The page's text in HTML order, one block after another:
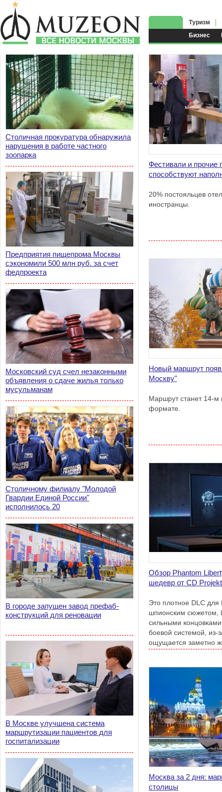
Бизнес
Туризм
Столичная прокуратура обнаружила
нарушения в работе частного
зоопарка
Предприятия пищепрома Москвы
сэкономили 500 млн руб. за счет
федпроекта
Московский суд счел незаконными
объявления о сдаче жилья только
мусульманам
Столичному филиалу "Молодой
Гвардии Единой России"
исполнилось 20
В городе запущен завод префаб-
конструкций для реновации
В Москве улучшена система
маршрутизации пациентов для
госпитализации
Фестивали и прочие
способствуют
20% постояльцев
иностранцы.
Новый маршрут
Москву"
Маршрут станет 14-м
формате.
Обзор Phantom
шедевр от CD
Это плотное DLC для
шпионским сюжетом,
сильными
боевой системой, из-
ощущается заметно
Москва за 2 дня:
столицы